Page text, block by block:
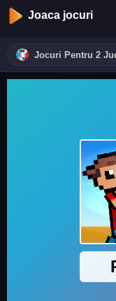
Joaca jocuri
Jocuri Pentru 2